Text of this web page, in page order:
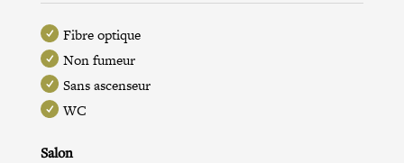
Fibre optique
Non fumeur
Sans ascenseur
WC
Salon